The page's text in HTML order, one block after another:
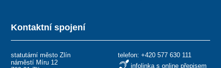
Kontaktní spojení
statutární město Zlín
náměstí Míru 12
telefon: +420 577 630 111
infolinka s online přepisem